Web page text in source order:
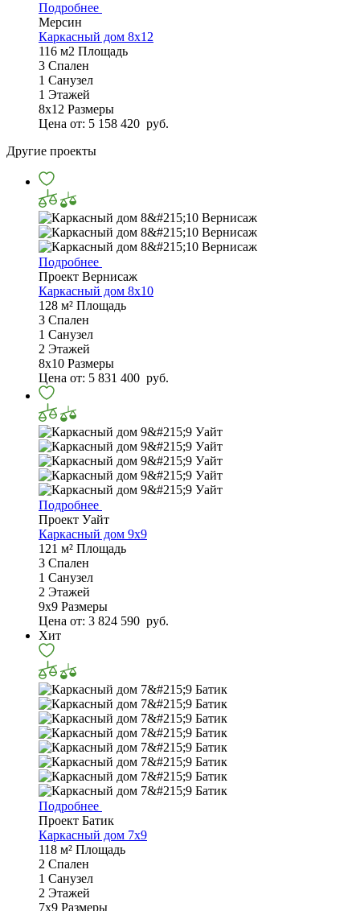
Подробнее
Мерсин
Каркасный дом 8х12
116 м2 Площадь
3 Спален
1 Санузел
1 Этажей
8х12 Размеры
Цена от: 5 158 420 руб.
Другие проекты
Подробнее
Проект Вернисаж
Каркасный дом 8x10
128 м² Площадь
3 Спален
1 Санузел
2 Этажей
8х10 Размеры
Цена от: 5 831 400 руб.
Подробнее
Проект Уайт
Каркасный дом 9x9
121 м² Площадь
3 Спален
1 Санузел
2 Этажей
9х9 Размеры
Цена от: 3 824 590 руб.
Хит
Подробнее
Проект Батик
Каркасный дом 7x9
118 м² Площадь
2 Спален
1 Санузел
2 Этажей
7х9 Размеры